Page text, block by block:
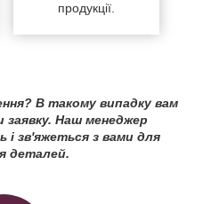
продукції.
В такому випадку вам
Наш менеджер
і зв'яжеться з вами для
деталей.